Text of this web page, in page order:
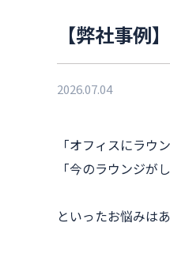
【弊社事例
2026.07.04
「オフィスにラウ
「今のラウンジが
といったお悩みは